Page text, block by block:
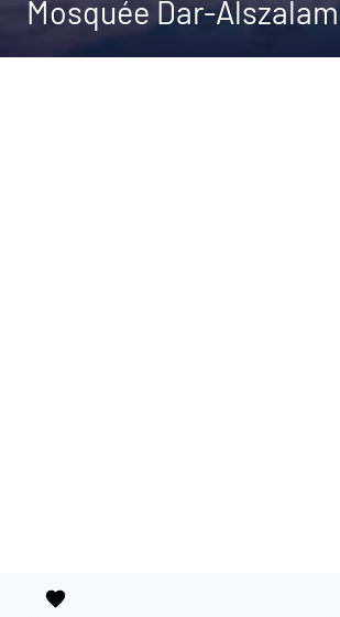
Mosquée Dar-Alszalam
favorite